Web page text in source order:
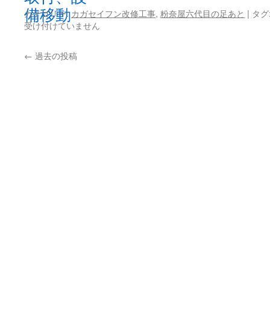
カテゴリー: カガセイフン改修工事, 粉奈屋六代目の足あと | タ
受け付けていません
← 過去の投稿